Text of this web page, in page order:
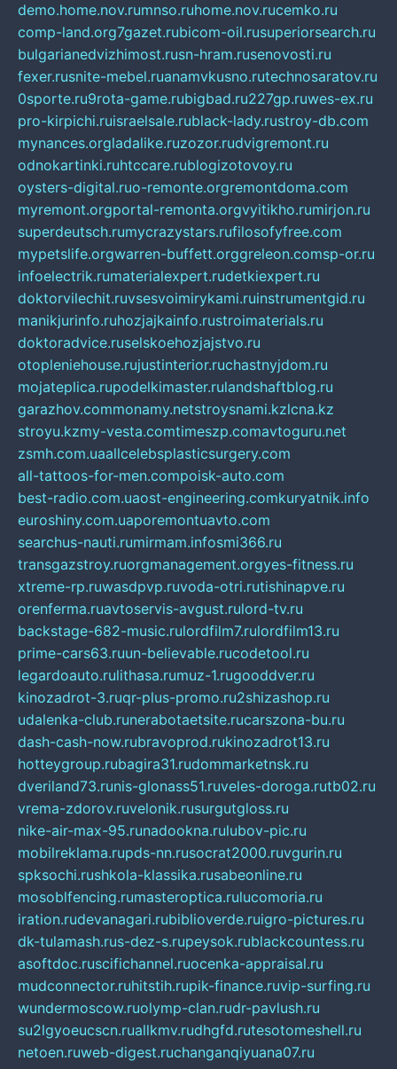
demo.home.nov.rumnso.ruhome.nov.rucemko.ru
comp-land.org7gazet.rubicom-oil.rusuperiorsearch.ru
bulgarianedvizhimost.rusn-hram.rusenovosti.ru
fexer.rusnite-mebel.ruanamvkusno.rutechnosaratov.ru
0sporte.ru9rota-game.rubigbad.ru227gp.ruwes-ex.ru
pro-kirpichi.ruisraelsale.rublack-lady.rustroy-db.com
mynances.orgladalike.ruzozor.rudvigremont.ru
odnokartinki.ruhtccare.rublogizotovoy.ru
oysters-digital.ruo-remonte.orgremontdoma.com
myremont.orgportal-remonta.orgvyitikho.rumirjon.ru
superdeutsch.rumycrazystars.rufilosofyfree.com
mypetslife.orgwarren-buffett.orggreleon.comsp-or.ru
infoelectrik.rumaterialexpert.rudetkiexpert.ru
doktorvilechit.ruvsesvoimirykami.ruinstrumentgid.ru
manikjurinfo.ruhozjajkainfo.rustroimaterials.ru
doktoradvice.ruselskoehozjajstvo.ru
otopleniehouse.rujustinterior.ruchastnyjdom.ru
mojateplica.rupodelkimaster.rulandshaftblog.ru
garazhov.commonamy.netstroysnami.kzlcna.kz
stroyu.kzmy-vesta.comtimeszp.comavtoguru.net
zsmh.com.uaallcelebsplasticsurgery.com
all-tattoos-for-men.compoisk-auto.com
best-radio.com.uaost-engineering.comkuryatnik.info
euroshiny.com.uaporemontuavto.com
searchus-nauti.rumirmam.infosmi366.ru
transgazstroy.ruorgmanagement.orgyes-fitness.ru
xtreme-rp.ruwasdpvp.ruvoda-otri.rutishinapve.ru
orenferma.ruavtoservis-avgust.rulord-tv.ru
backstage-682-music.rulordfilm7.rulordfilm13.ru
prime-cars63.ruun-believable.rucodetool.ru
legardoauto.rulithasa.rumuz-1.rugooddver.ru
kinozadrot-3.ruqr-plus-promo.ru2shizashop.ru
udalenka-club.runerabotaetsite.rucarszona-bu.ru
dash-cash-now.rubravoprod.rukinozadrot13.ru
hotteygroup.rubagira31.rudommarketnsk.ru
dveriland73.runis-glonass51.ruveles-doroga.rutb02.ru
vrema-zdorov.ruvelonik.rusurgutgloss.ru
nike-air-max-95.runadookna.rulubov-pic.ru
mobilreklama.rupds-nn.rusocrat2000.ruvgurin.ru
spksochi.rushkola-klassika.rusabeonline.ru
mosoblfencing.rumasteroptica.rulucomoria.ru
iration.rudevanagari.rubiblioverde.ruigro-pictures.ru
dk-tulamash.rus-dez-s.rupeysok.rublackcountess.ru
asoftdoc.ruscifichannel.ruocenka-appraisal.ru
mudconnector.ruhitstih.rupik-finance.ruvip-surfing.ru
wundermoscow.ruolymp-clan.rudr-pavlush.ru
su2lgyoeucscn.ruallkmv.rudhgfd.rutesotomeshell.ru
netoen.ruweb-digest.ruchanganqiyuana07.ru